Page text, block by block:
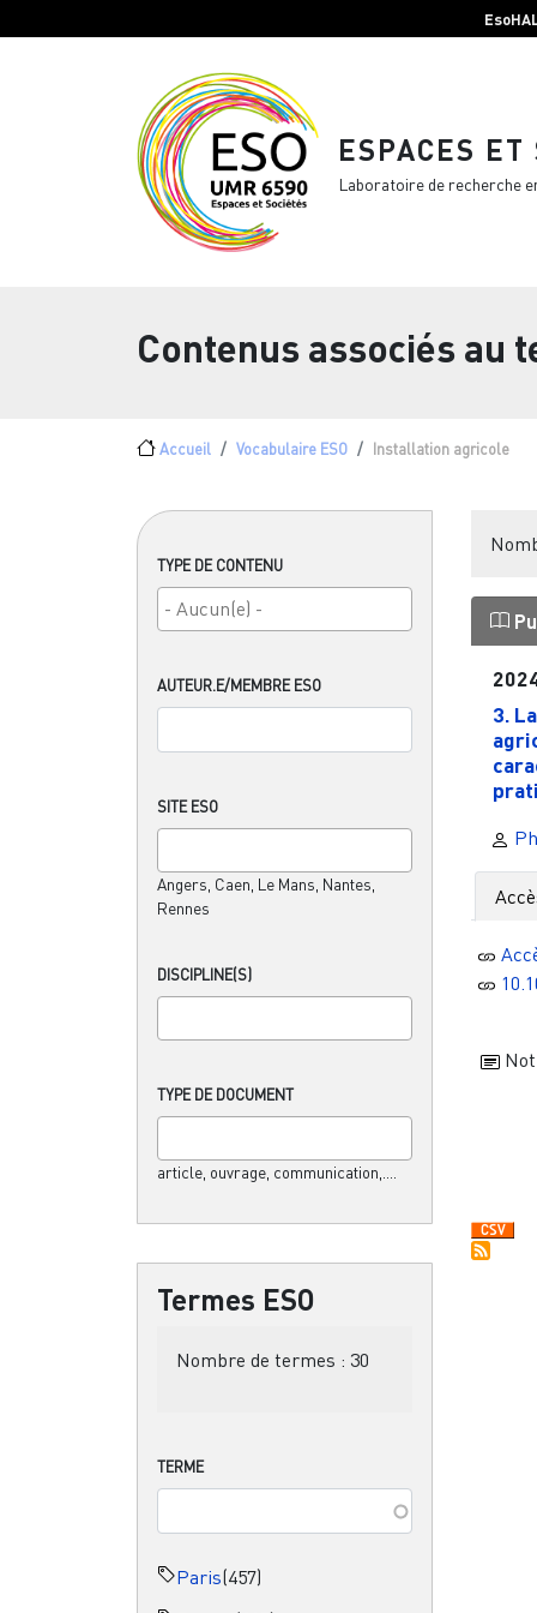
ESPACES ET
Laboratoire de recherche
Contenus associés au
Fil d'Ariane
Accueil Vocabulaire ESO Installation agricole
TYPE DE CONTENU
AUTEUR.E/MEMBRE ESO
SITE ESO
Angers, Caen, Le Mans, Nantes,
Rennes
DISCIPLINE(S)
TYPE DE DOCUMENT
article, ouvrage, communication,....
Termes ESO
Nombre de termes : 30
TERME
Paris(457)
3.